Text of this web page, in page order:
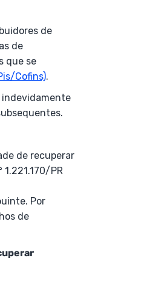
de
de
que se
Cofins).
indevidamente
de recuperar
PR
Por
de